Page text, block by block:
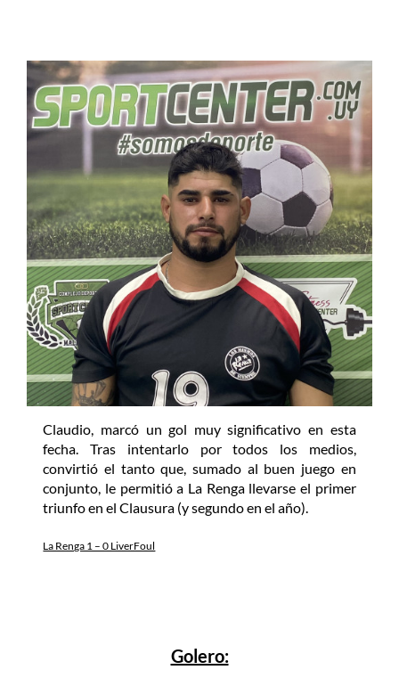
Claudio, marcó un gol muy significativo en esta
fecha. Tras intentarlo por todos los medios,
convirtió el tanto que, sumado al buen juego en
conjunto, le permitió a La Renga llevarse el primer
triunfo en el Clausura (y segundo en el año).
La Renga 1 – 0 LiverFoul
Golero: